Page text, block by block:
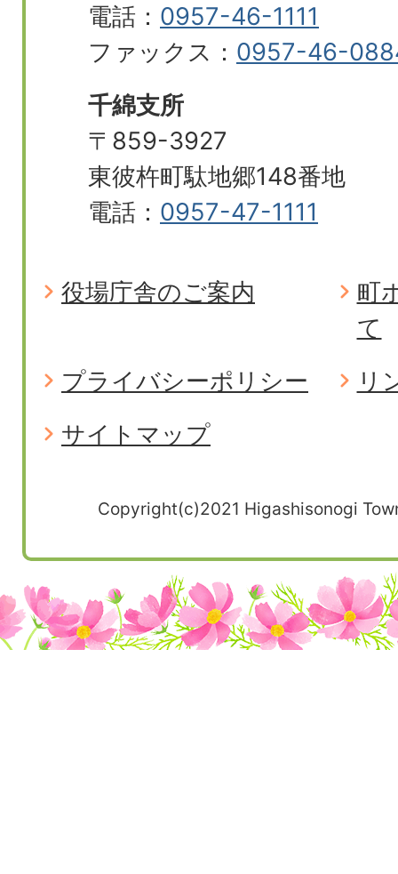
電話： 0957-46-1111
ファックス： 0957-46-
千綿支所
〒859-3927
東彼杵町駄地郷148番地
電話： 0957-47-1111
役場庁舎のご案内
町
て
プライバシーポリシー
リ
サイトマップ
Copyright(c)2021 Higashisonogi